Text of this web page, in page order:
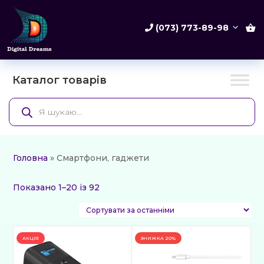
(073) 773-89-98
Каталог товарів
Products
search
Головна » Смартфони, гаджети
Показано 1–20 із 92
останнім
АКЦІЯ ЗНИЖКА 20%